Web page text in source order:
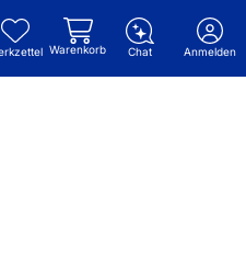
Warenkorb Chat Anmelden